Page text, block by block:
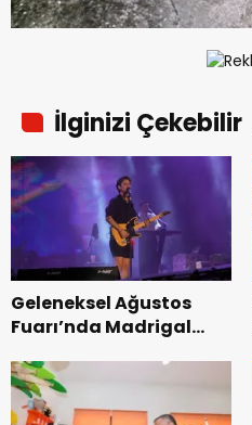
İlginizi Çekebilir
Geleneksel Ağustos
Fuarı’nda Madrigal